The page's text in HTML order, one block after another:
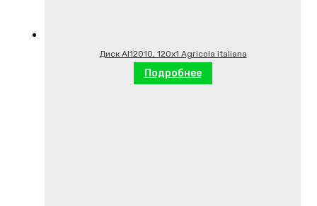
Диск AI12010, 120х1 Agricola italiana
Подробнее